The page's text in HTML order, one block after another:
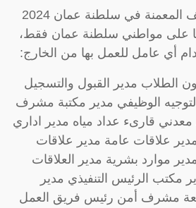
فيما يلي لائحة الوظائف المعمنة في سلطنة عمان 2024
على مواطني سلطنة عمان فقط،
أي عامل للعمل بها من الخارج:
الطلاب مدير القبول والتسجيل
الوظيفي مدير مكتبة مشرف
قارىء عداد مياه مدير اداري
علاقات عامة مدير علاقات
موارد بشرية مدير العلاقات
مكتب الرئيس التنفيذي مدير
مشرف أمن رئيس فريق العمل